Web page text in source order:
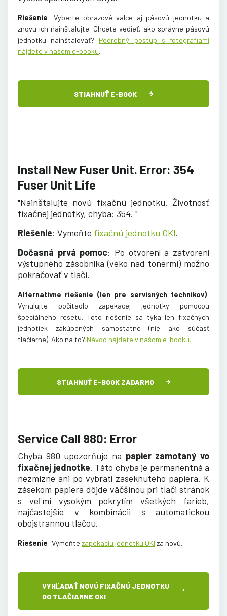
Riešenie: Vyberte obrazové valce aj pásovú jednotku a
znovu ich nainštalujte. Chcete vedieť, ako správne pásovú
jednotku nainštalovať? Podrobný postup s fotografiami
nájdete v našom e-booku.
STIAHNUŤ E-BOOK
Install New Fuser Unit. Error: 354
Fuser Unit Life
"Nainštalujte novú fixačnú jednotku. Životnosť
fixačnej jednotky, chyba: 354. "
Riešenie: Vymeňte fixačnú jednotku OKI.
Dočasná prvá pomoc: Po otvorení a zatvorení
výstupného zásobníka (veko nad tonermi) možno
pokračovať v tlači.
Alternatívne riešenie (len pre servisných technikov):
Vynulujte počítadlo zapekacej jednotky pomocou
špeciálneho resetu. Toto riešenie sa týka len fixačných
jednotiek zakúpených samostatne (nie ako súčasť
tlačiarne). Ako na to? Návod nájdete v našom e-booku.
STIAHNUŤ E-BOOK ZADARMO
Service Call 980: Error
Chyba 980 upozorňuje na papier zamotaný vo
fixačnej jednotke. Táto chyba je permanentná a
nezmizne ani po vybratí zaseknutého papiera. K
zásekom papiera dôjde väčšinou pri tlači stránok
s veľmi vysokým pokrytím všetkých farieb,
najčastejšie v kombinácii s automatickou
obojstrannou tlačou.
Riešenie: Vymeňte zapekaciu jednotku OKI za novú.
VYHĽADAŤ NOVÚ FIXAČNÚ JEDNOTKU
DO TLAČIARNE OKI